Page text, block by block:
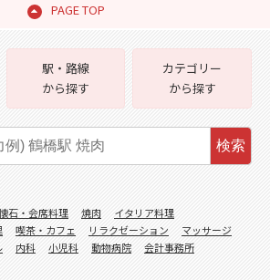
PAGE TOP
駅・路線
から探す
カテゴリー
から探す
検索
石・会席料理 焼肉
イタリア料理
喫茶・カフェ リラクゼーション
マッサージ
内科 小児科 動物病院
会計事務所